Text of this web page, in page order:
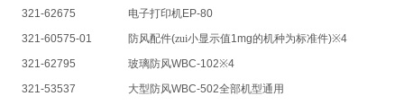
321-62675
电子打印机EP-80
321-60575-01
防风配件(zui小显示值1mg的机种为标准件)※4
321-62795
玻璃防风WBC-102※4
321-53537
大型防风WBC-502全部机型通用